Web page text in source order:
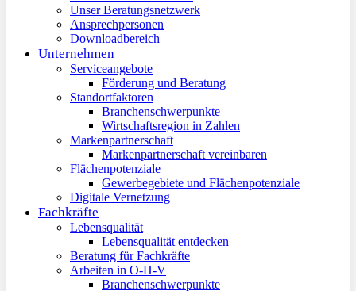
Unser Beratungsnetzwerk
Ansprechpersonen
Downloadbereich
Unternehmen
Serviceangebote
Förderung und Beratung
Standortfaktoren
Branchenschwerpunkte
Wirtschaftsregion in Zahlen
Markenpartnerschaft
Markenpartnerschaft vereinbaren
Flächenpotenziale
Gewerbegebiete und Flächenpotenziale
Digitale Vernetzung
Fachkräfte
Lebensqualität
Lebensqualität entdecken
Beratung für Fachkräfte
Arbeiten in O-H-V
Branchenschwerpunkte